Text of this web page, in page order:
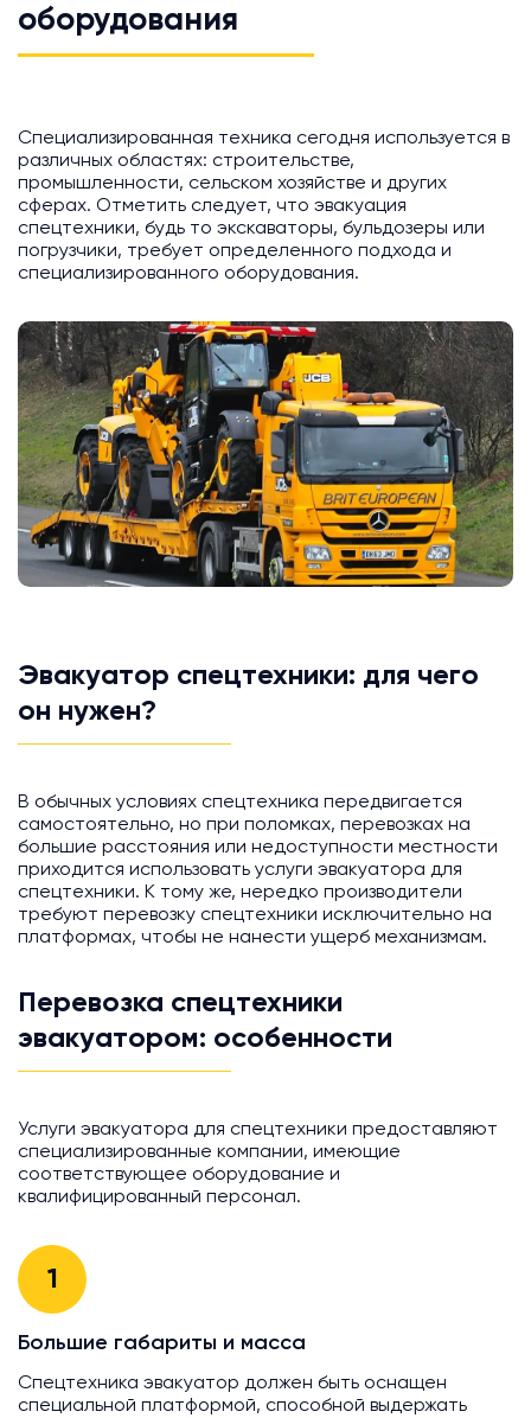
оборудования
Специализированная техника сегодня используется в
различных областях: строительстве,
промышленности, сельском хозяйстве и других
сферах. Отметить следует, что эвакуация
спецтехники, будь то экскаваторы, бульдозеры или
погрузчики, требует определенного подхода и
специализированного оборудования.
Эвакуатор спецтехники: для чего
он нужен?
В обычных условиях спецтехника передвигается
самостоятельно, но при поломках, перевозках на
большие расстояния или недоступности местности
приходится использовать услуги эвакуатора для
спецтехники. К тому же, нередко производители
требуют перевозку спецтехники исключительно на
платформах, чтобы не нанести ущерб механизмам.
Перевозка спецтехники
эвакуатором: особенности
Услуги эвакуатора для спецтехники предоставляют
специализированные компании, имеющие
соответствующее оборудование и
квалифицированный персонал.
1
Большие габариты и масса
Спецтехника эвакуатор должен быть оснащен
специальной платформой, способной выдержать